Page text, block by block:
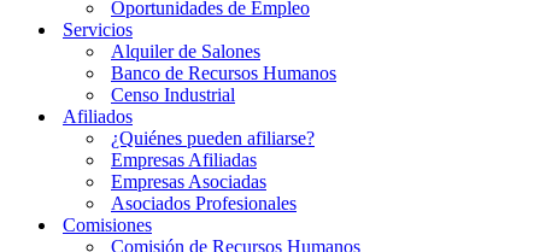
Oportunidades de Empleo
Servicios
Alquiler de Salones
Banco de Recursos Humanos
Censo Industrial
Afiliados
¿Quiénes pueden afiliarse?
Empresas Afiliadas
Empresas Asociadas
Asociados Profesionales
Comisiones
Comisión de Recursos Humanos